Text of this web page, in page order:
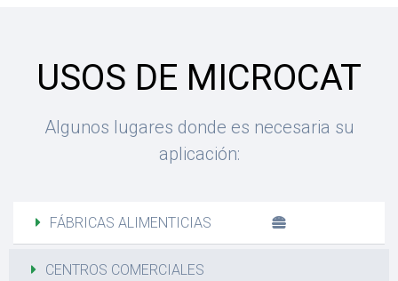
USOS DE MICROCAT
Algunos lugares donde es necesaria su
aplicación:
FÁBRICAS ALIMENTICIAS
CENTROS COMERCIALES